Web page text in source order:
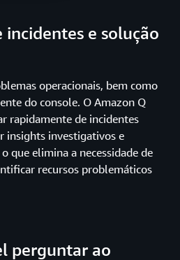
incidentes e solução
operacionais, bem como
do console. O Amazon Q
rapidamente de incidentes
insights investigativos e
que elimina a necessidade de
recursos problemáticos
perguntar ao